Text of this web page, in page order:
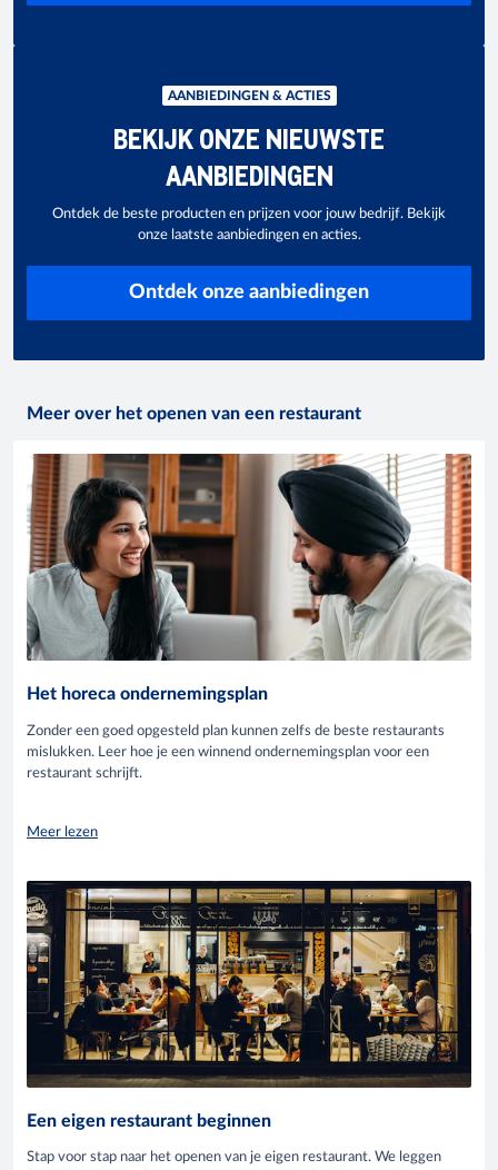
AANBIEDINGEN & ACTIES
BEKIJK ONZE NIEUWSTE
AANBIEDINGEN
Ontdek de beste producten en prijzen voor jouw bedrijf. Bekijk
onze laatste aanbiedingen en acties.
Ontdek onze aanbiedingen
Meer over het openen van een restaurant
Het horeca ondernemingsplan
Zonder een goed opgesteld plan kunnen zelfs de beste restaurants
mislukken. Leer hoe je een winnend ondernemingsplan voor een
restaurant schrijft.
Meer lezen
Een eigen restaurant beginnen
Stap voor stap naar het openen van je eigen restaurant. We leggen